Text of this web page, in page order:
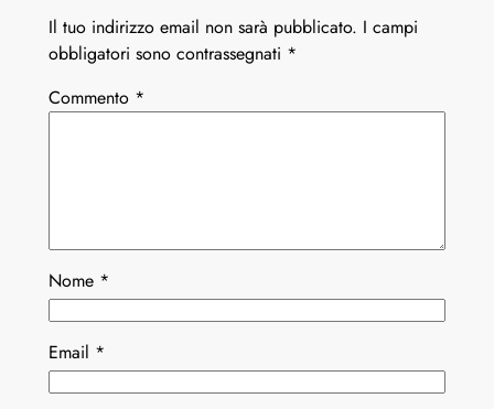
Il tuo indirizzo email non sarà pubblicato. I campi
obbligatori sono contrassegnati *
Commento *
Nome *
Email *